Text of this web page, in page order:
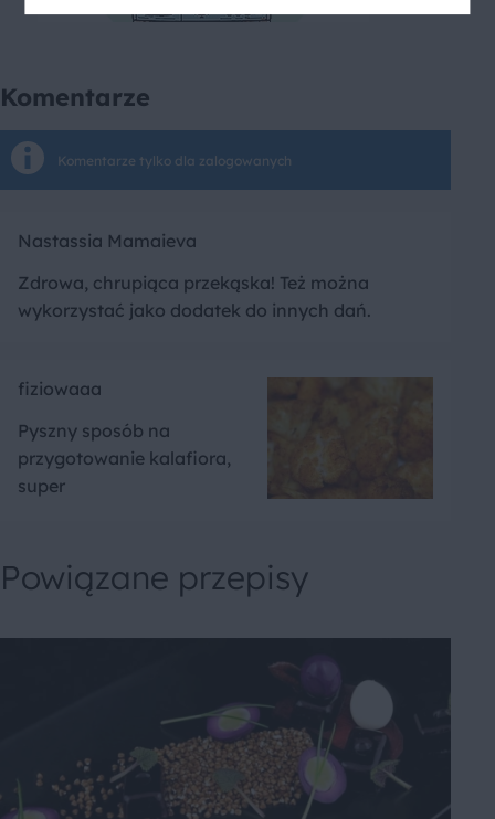
Komentarze
Komentarze tylko dla zalogowanych
Nastassia Mamaieva
Zdrowa, chrupiąca przekąska! Też można
wykorzystać jako dodatek do innych dań.
fiziowaaa
Pyszny sposób na
przygotowanie kalafiora,
super
Powiązane przepisy